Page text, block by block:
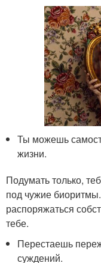
Ты можешь
жизни.
Подумать только,
под чужие
распоряжаться
тебе.
Перестаешь
суждений.